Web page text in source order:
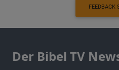
FEEDBACK
Der Bibel TV